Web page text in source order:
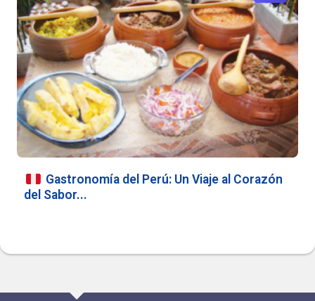
Gastronomía del Perú: Un Viaje al Corazón
del Sabor...